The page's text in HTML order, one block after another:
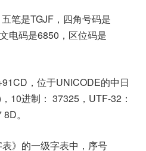
笔是TGJF，四角号码是
电码是6850，区位码是
，位于UNICODE的中日
10进制： 37325，UTF-32：
。
表》的一级字表中，序号